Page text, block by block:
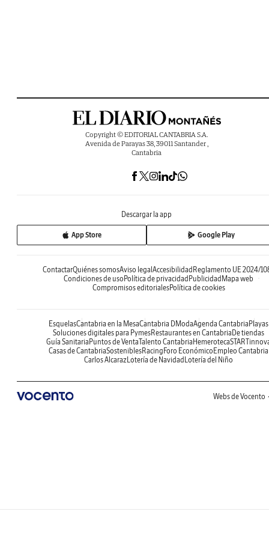
Copyright © EDITORIAL CANTABRIA S.A.
Avenida de Parayas 38, 39011 Santander ,
Cantabria
Descargar la app
App Store Google Play
ContactarQuiénes somosAviso legalAccesibilidadReglamento UE 2024/
Condiciones de usoPolítica de privacidadPublicidadMapa web
Compromisos editorialesPolítica de cookies
EsquelasCantabria en la MesaCantabria DModaAgenda CantabriaPlayas
Soluciones digitales para PymesRestaurantes en CantabriaDe tiendas
Guía SanitariaPuntos de VentaTalento CantabriaHemeroteca
Casas de CantabriaSosteniblesRacingForo EconómicoEmpleo Cantabria
Carlos AlcarazLotería de NavidadLotería del Niño
Webs de Vocento